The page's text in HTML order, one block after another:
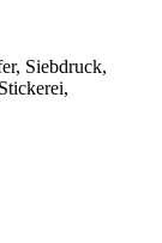
Siebdruck,